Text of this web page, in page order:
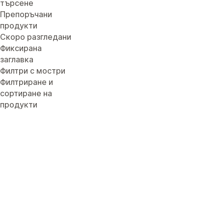
търсене
Препоръчани
продукти
Скоро разгледани
Фиксирана
заглавка
Филтри с мостри
Филтриране и
сортиране на
продукти